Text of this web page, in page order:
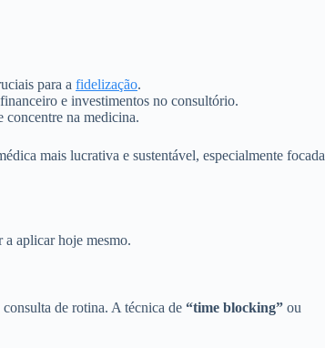
para a fidelização.
e investimentos no consultório.
concentre na medicina.
mais lucrativa e sustentável, especialmente focada
a aplicar hoje mesmo.
de rotina. A técnica de “time blocking” ou